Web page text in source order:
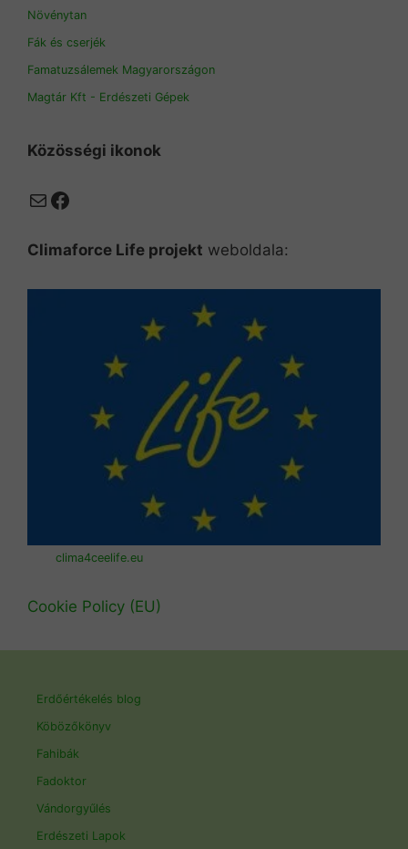
Növénytan
Fák és cserjék
Famatuzsálemek Magyarországon
Magtár Kft - Erdészeti Gépek
Közösségi ikonok
MailFacebook
Climaforce Life projekt weboldala:
clima4ceelife.eu
Cookie Policy (EU)
Erdőértékelés blog
Köbözőkönyv
Fahibák
Fadoktor
Vándorgyűlés
Erdészeti Lapok